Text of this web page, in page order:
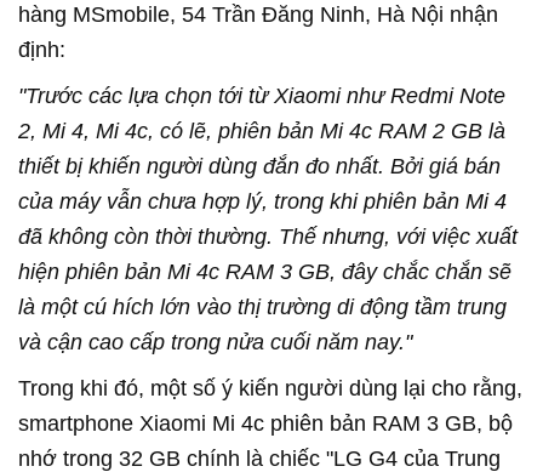
hàng MSmobile, 54 Trần Đăng Ninh, Hà Nội nhận
định:
"Trước các lựa chọn tới từ Xiaomi như Redmi Note
2, Mi 4, Mi 4c, có lẽ, phiên bản Mi 4c RAM 2 GB là
thiết bị khiến người dùng đắn đo nhất. Bởi giá bán
của máy vẫn chưa hợp lý, trong khi phiên bản Mi 4
đã không còn thời thường. Thế nhưng, với việc xuất
hiện phiên bản Mi 4c RAM 3 GB, đây chắc chắn sẽ
là một cú hích lớn vào thị trường di động tầm trung
và cận cao cấp trong nửa cuối năm nay."
Trong khi đó, một số ý kiến người dùng lại cho rằng,
smartphone Xiaomi Mi 4c phiên bản RAM 3 GB, bộ
nhớ trong 32 GB chính là chiếc "LG G4 của Trung